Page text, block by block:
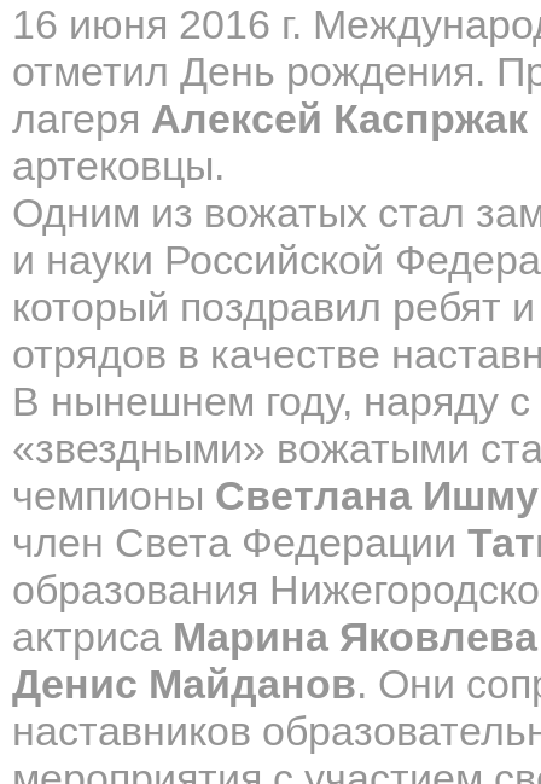
16 июня 2016 г.
отметил День рождения.
лагеря Алексей Каспржак
артековцы.
Одним из вожатых стал
и науки Российской
который поздравил ребят
отрядов в качестве
В нынешнем году, наряду
«звездными» вожатыми
чемпионы Светлана
член Света Федерации
образования
актриса Марина Яковлева
Денис Майданов. Они
наставников